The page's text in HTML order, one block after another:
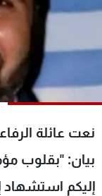
نعت عائلة
بيان: "بقلوب
إليكم استشهاد
كأس العالم
البرامج
جدول البرامج
شاهد البرامج
عن MTV